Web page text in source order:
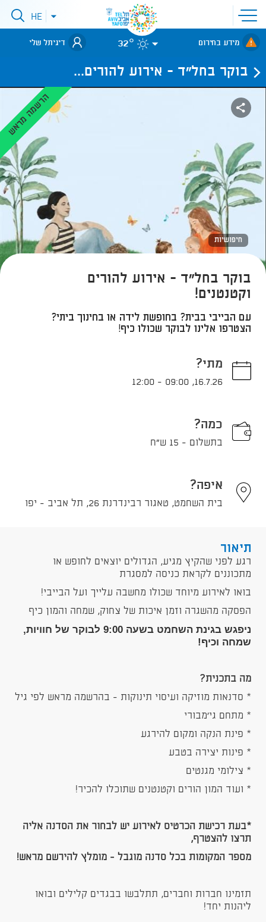
פתיחת
תפריט
אתר
לאתר עיריית
תל-אביב
פתיחתHE
מידע בחירום 32° דיגיתל שלי
בוקר בחל"ד - אירוע להורים...
חיפושיות
הרשמה מראש
בוקר בחל"ד - אירוע להורים
וקטנטנים!
עם הבייבי בבית? בחופשת לידה או בחינוך ביתי?
הצטרפו אלינו לבוקר שכולו כיף!
מתי?
16.7.26
,
09:00
-
12:00
כמה?
בתשלום - 15 ש"ח
איפה?
בית השחמט, טאגור רבינדרנת 26, תל אביב - יפו
תיאור
רגע לפני שהקיץ מגיע, הגדולים יוצאים לחופש או
מתכוננים לקראת כניסה למסגרת
בואו לאירוע מיוחד שכולו מחשבה עלייך ועל הבייבי!
הפסקה מהשגרה וזמן איכות של צחוק, שמחה והמון כיף
ניפגש בגינת השחמט בשעה 9:00 לבוקר של חוויות,
שמחה וכיף!
מה בתכנית?
* סדנאות מוזיקה ועיסוי תינוקות - בהרשמה מראש לפי גיל
* מתחם גי'מבורי
* פינת הנקה ומקום להירגע
* פינות יצירה בטבע
* צילומי מגנטים
* ועוד המון הורים וקטנטנים שתוכלו להכיר!
*בעת רכישת הכרטיס לאירוע יש לבחור את הסדנה אליה
תרצו להצטרף,
מספר המקומות בכל סדנה מוגבל - מומלץ להירשם מראש!
תזמינו חברות וחברים, תתלבשו בבגדים קלילים ובואו
ליהנות יחד!